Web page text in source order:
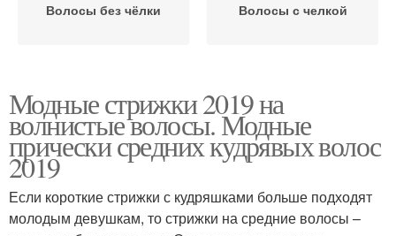
Волосы без чёлки Волосы с челкой
Модные стрижки 2019 на
волнистые волосы. Модные
прически средних кудрявых волос
2019
Если короткие стрижки с кудряшками больше подходят
молодым девушкам, то стрижки на средние волосы –